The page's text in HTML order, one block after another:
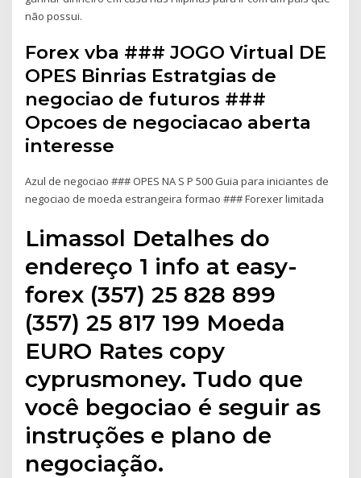
não possui.
Forex vba ### JOGO Virtual DE
OPES Binrias Estratgias de
negociao de futuros ###
Opcoes de negociacao aberta
interesse
Azul de negociao ### OPES NA S P 500 Guia para iniciantes de
negociao de moeda estrangeira formao ### Forexer limitada
Limassol Detalhes do
endereço 1 info at easy-
forex (357) 25 828 899
(357) 25 817 199 Moeda
EURO Rates copy
cyprusmoney. Tudo que
você begociao é seguir as
instruções e plano de
negociação.